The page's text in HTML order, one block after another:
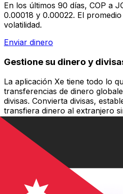
En los últimos 90 días, COP a
0.00018 y 0.00022. El
volatilidad.
Enviar dinero
Gestione su dinero y
La aplicación Xe tiene todo lo
transferencias de dinero
divisas. Convierta divisas,
transfiera dinero al extranjero
¡Descárgalo hoy!